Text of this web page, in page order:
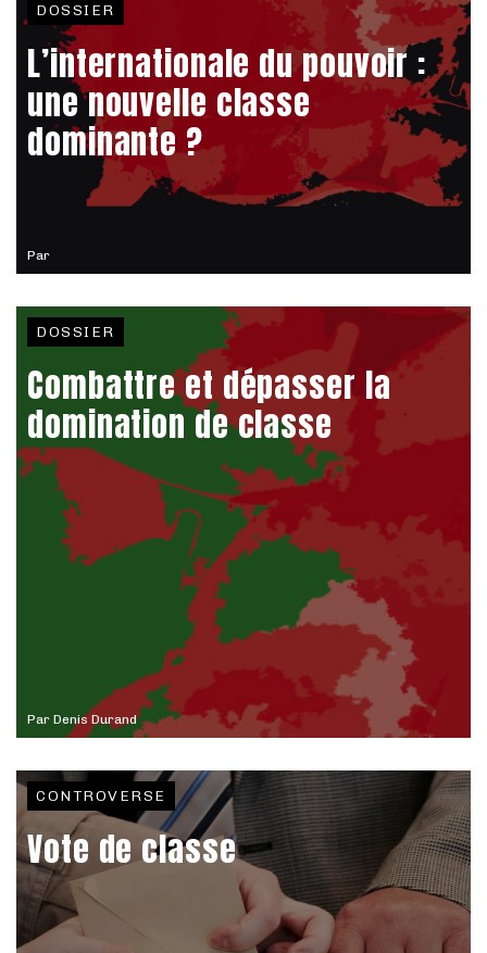
Par
DOSSIER
L’internationale du pouvoir :
une nouvelle classe
dominante ?
Par Denis Durand
DOSSIER
Combattre et dépasser la
domination de classe
CONTROVERSE
Vote de classe